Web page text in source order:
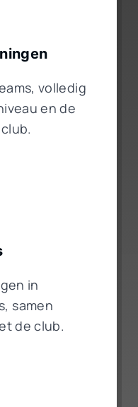
volledig
en de
in
samen
de club.